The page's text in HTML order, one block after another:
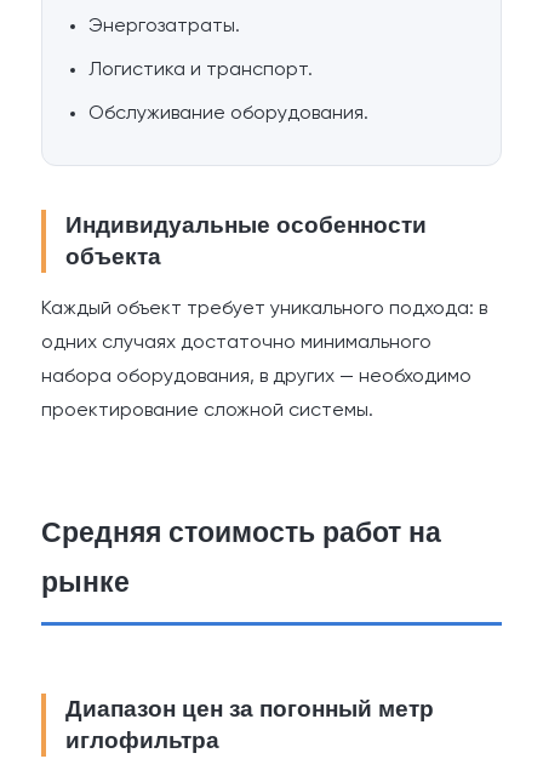
Энергозатраты.
Логистика и транспорт.
Обслуживание оборудования.
Индивидуальные особенности
объекта
Каждый объект требует уникального подхода: в
одних случаях достаточно минимального
набора оборудования, в других — необходимо
проектирование сложной системы.
Средняя стоимость работ на
рынке
Диапазон цен за погонный метр
иглофильтра